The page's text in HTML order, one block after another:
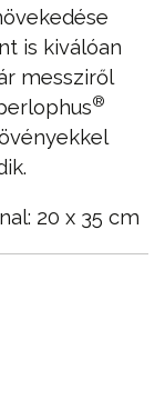
is kiválóan
messziről
®
20 x 35 cm